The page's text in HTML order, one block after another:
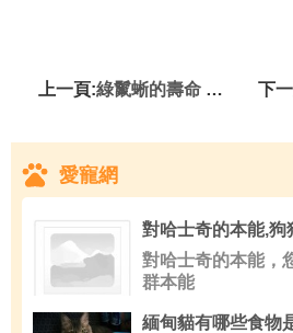
上一頁:綠鬣蜥的壽命 綠鬣蜥可以活上10到15年以上 下
愛寵網
對哈士奇的本能,狗
對哈士奇的本能，
群本能